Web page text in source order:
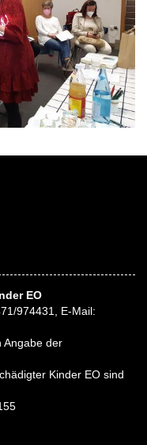
EO
974431, E-Mail:
Angabe der
Kinder EO sind